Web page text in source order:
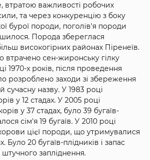
втратою важливості робочих
та через конкуренцію з боку
бурої породи, поголів'я породи
Порода збереглася
високогірних районах Піренеїв.
втрачено сен-жиронську гілку
1970-х років, після проведення
розроблено заходи зі збереження
сучасну назву. У 1983 році
у 12 стадах. У 2005 році
у 37 стадах, було 39 бугаїв-
сім'я 19 бугаїв. У 2010 році
цієї породи, що утримувалися
Було 20 бугаїв-плідників і запас
штучного запліднення.